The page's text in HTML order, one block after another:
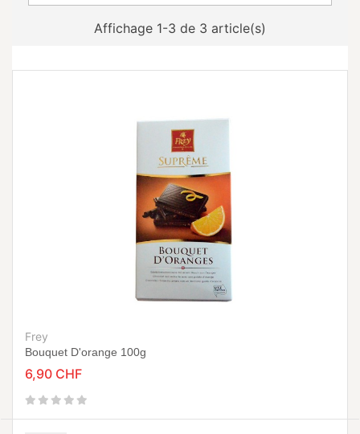
Affichage 1-3 de 3 article(s)
Frey
Bouquet D'orange 100g
6,90 CHF